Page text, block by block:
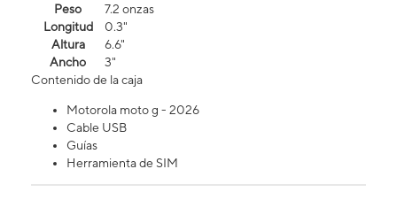
Peso
7.2 onzas
Longitud
0.3"
Altura
6.6"
Ancho
3"
Contenido de la caja
Motorola moto g - 2026
Cable USB
Guías
Herramienta de SIM